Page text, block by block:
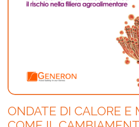
ONDATE DI CALORE E